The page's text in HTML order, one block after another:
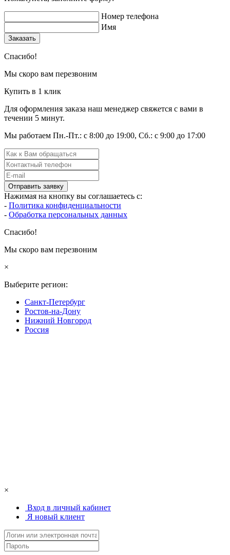
Номер телефона
Имя
Заказать
Спасибо!
Мы скоро вам перезвоним
Купить в 1 клик
Для оформления заказа наш менеджер свяжется с вами в
течении 5 минут.
Мы работаем Пн.-Пт.: с 8:00 до 19:00, Сб.: с 9:00 до 17:00
Отправить заявку
Нажимая на кнопку вы соглашаетесь с:
- Политика конфиденциальности
- Обработка персональных данных
Спасибо!
Мы скоро вам перезвоним
×
Выберите регион:
Санкт-Петербург
Ростов-на-Дону
Нижний Новгород
Россия
×
Вход в личный кабинет
Я новый клиент